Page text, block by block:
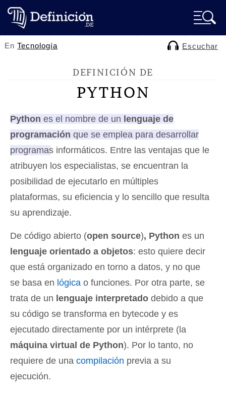
EnTecnología Escuchar
DEFINICIÓN DE
PYTHON
Python es el nombre de un lenguaje de
programación que se emplea para desarrollar
programas informáticos. Entre las ventajas que le
atribuyen los especialistas, se encuentran la
posibilidad de ejecutarlo en múltiples
plataformas, su eficiencia y lo sencillo que resulta
su aprendizaje.
De código abierto (open source), Python es un
lenguaje orientado a objetos: esto quiere decir
que está organizado en torno a datos, y no que
se basa en lógica o funciones. Por otra parte, se
trata de un lenguaje interpretado debido a que
su código se transforma en bytecode y es
ejecutado directamente por un intérprete (la
máquina virtual de Python). Por lo tanto, no
requiere de una compilación previa a su
ejecución.